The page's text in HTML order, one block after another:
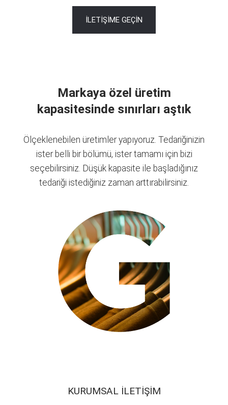
İLETİŞİME GEÇİN
Markaya özel üretim
kapasitesinde sınırları aştık
Ölçeklenebilen üretimler yapıyoruz. Tedariğinizin
ister belli bir bölümü, ister tamamı için bizi
seçebilirsiniz. Düşük kapasite ile başladığınız
tedariği istediğiniz zaman arttırabilirsiniz.
KURUMSAL İLETİŞİM